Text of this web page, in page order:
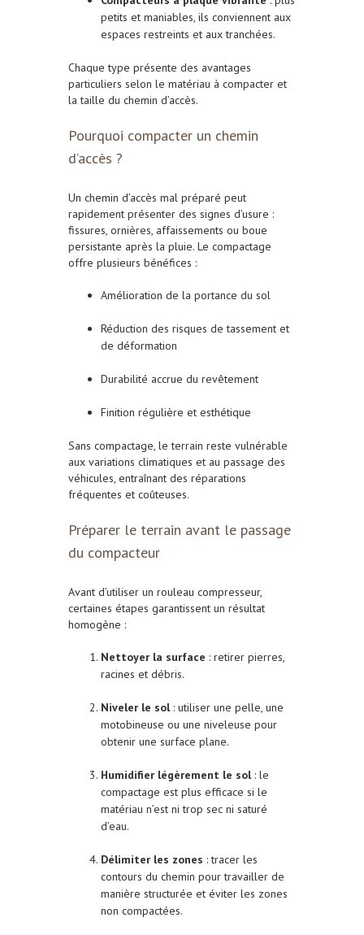
petits et maniables, ils conviennent aux
espaces restreints et aux tranchées.
Chaque type présente des avantages
particuliers selon le matériau à compacter et
la taille du chemin d’accès.
Pourquoi compacter un chemin
d’accès ?
Un chemin d’accès mal préparé peut
rapidement présenter des signes d’usure :
fissures, ornières, affaissements ou boue
persistante après la pluie. Le compactage
offre plusieurs bénéfices :
Amélioration de la portance du sol
Réduction des risques de tassement et
de déformation
Durabilité accrue du revêtement
Finition régulière et esthétique
Sans compactage, le terrain reste vulnérable
aux variations climatiques et au passage des
véhicules, entraînant des réparations
fréquentes et coûteuses.
Préparer le terrain avant le passage
du compacteur
Avant d’utiliser un rouleau compresseur,
certaines étapes garantissent un résultat
homogène :
Nettoyer la surface : retirer pierres,
racines et débris.
Niveler le sol: utiliser une pelle, une
motobineuse ou une niveleuse pour
obtenir une surface plane.
Humidifier légèrement le sol: le
compactage est plus efficace si le
matériau n’est ni trop sec ni saturé
d’eau.
Délimiter les zones : tracer les
contours du chemin pour travailler de
manière structurée et éviter les zones
non compactées.